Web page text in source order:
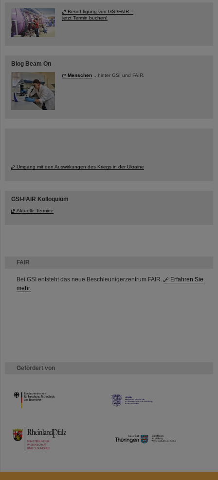
FAIR
Bei GSI entsteht das neue Beschleunigerzentrum FAIR.
Erfahren Sie
mehr.
Gefördert von
HMWK
TMWWDG
Besichtigung von GSI/FAIR –
jetzt Termin buchen!
Blog Beam On
Menschen ...hinter GSI und FAIR.
Umgang mit den Auswirkungen des Kriegs in der Ukraine
GSI-FAIR Kolloquium
Aktuelle Termine